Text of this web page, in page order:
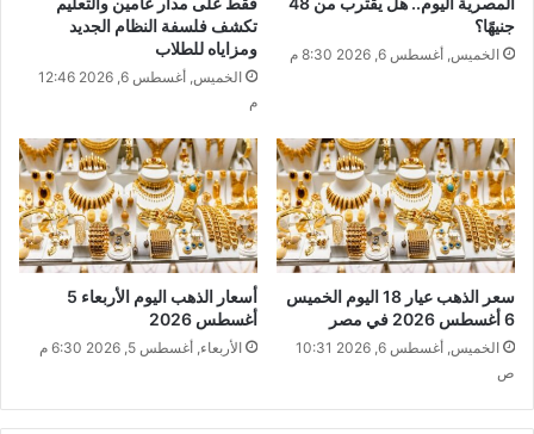
جنيهًا؟
الخميس, أغسطس 6, 2026 8:30 م
تكشف فلسفة النظام الجديد
ومزاياه للطلاب
الخميس, أغسطس 6, 2026 12:46
م
سعر الذهب عيار 18 اليوم الخميس
6 أغسطس 2026 في مصر
الخميس, أغسطس 6, 2026 10:31
ص
أسعار الذهب اليوم الأربعاء 5
أغسطس 2026
الأربعاء, أغسطس 5, 2026 6:30 م